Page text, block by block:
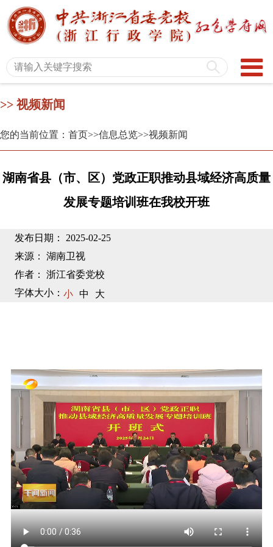
>> 视频新闻
您的当前位置：首页>>信息总览>>视频新闻
湖南省县（市、区）党政正职推动县域经济高质量
发展专题培训班在我校开班
发布日期： 2025-02-25
来源： 湖南卫视
作者： 浙江省委党校
字体大小： 小 中 大